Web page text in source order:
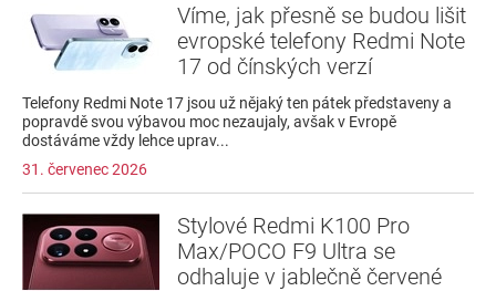
Víme, jak přesně se budou lišit
evropské telefony Redmi Note
17 od čínských verzí
Telefony Redmi Note 17 jsou už nějaký ten pátek představeny a
popravdě svou výbavou moc nezaujaly, avšak v Evropě
dostáváme vždy lehce uprav...
31. červenec 2026
Stylové Redmi K100 Pro
Max/POCO F9 Ultra se
odhaluje v jablečně červené